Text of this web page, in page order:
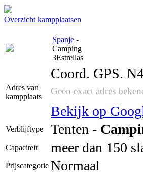
Overzicht kampplaatsen
Spanje -
Camping
3Estrellas
Adres van
kampplaats
Coord. GPS.
Geen exact adres
Bekijk op
Verblijftype Tenten -
Capaciteit meer dan 150
Prijscategorie Normaal